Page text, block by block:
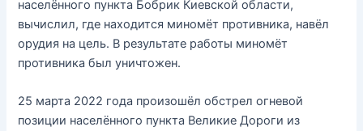
населённого пункта Бобрик Киевской области,
вычислил, где находится миномёт противника, навёл
орудия на цель. В результате работы миномёт
противника был уничтожен.
25 марта 2022 года произошёл обстрел огневой
позиции населённого пункта Великие Дороги из